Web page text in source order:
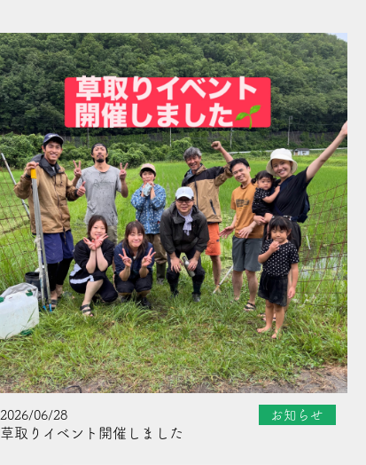
2026/06/28 お知らせ
草取りイベント開催しました